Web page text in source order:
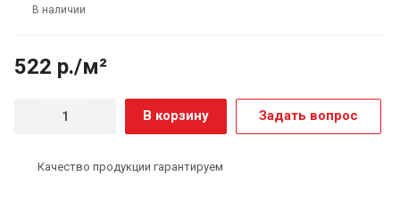
В наличии
522 р./м²
В корзину Задать вопрос
Качество продукции гарантируем